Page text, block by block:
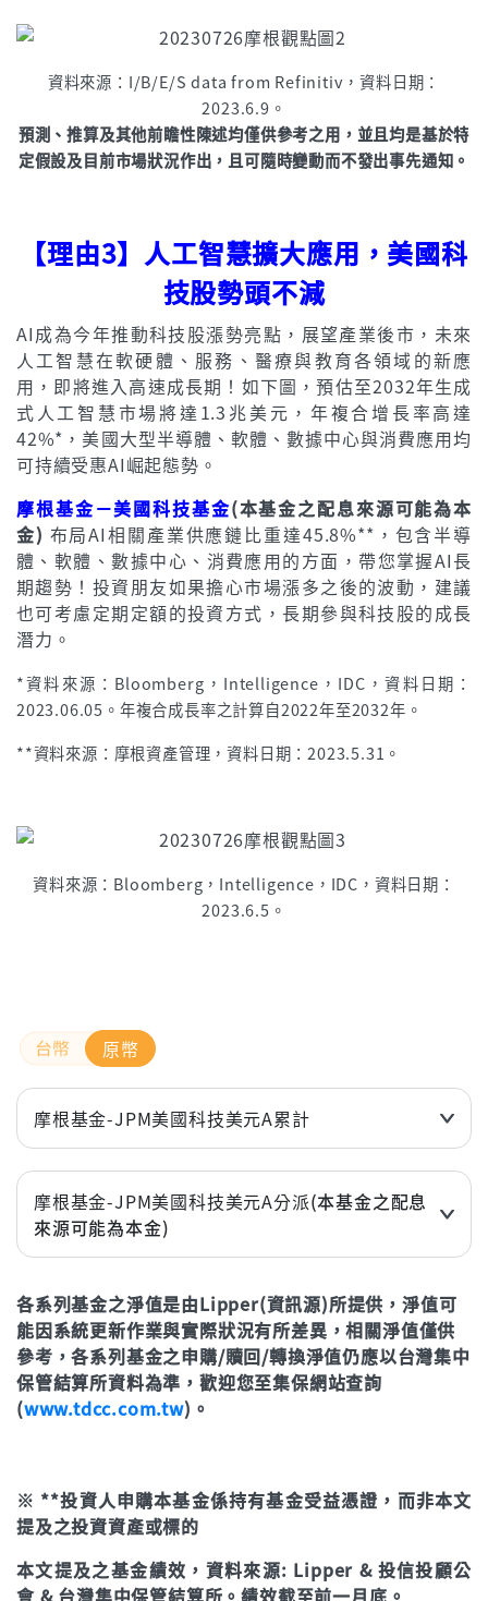
資料來源：I/B/E/S data from Refinitiv，資料日期：
2023.6.9。
預測、推算及其他前瞻性陳述均僅供參考之用，並且均是基於特
定假設及目前市場狀況作出，且可隨時變動而不發出事先通知。
【理由3】人工智慧擴大應用，美國科
技股勢頭不減
AI成為今年推動科技股漲勢亮點，展望產業後市，未來
人工智慧在軟硬體、服務、醫療與教育各領域的新應
用，即將進入高速成長期！如下圖，預估至2032年生成
式人工智慧市場將達1.3兆美元，年複合增長率高達
42%*，美國大型半導體、軟體、數據中心與消費應用均
可持續受惠AI崛起態勢。
摩根基金－美國科技基金(本基金之配息來源可能為本
金) 布局AI相關產業供應鏈比重達45.8%**，包含半導
體、軟體、數據中心、消費應用的方面，帶您掌握AI長
期趨勢！投資朋友如果擔心市場漲多之後的波動，建議
也可考慮定期定額的投資方式，長期參與科技股的成長
潛力。
*資料來源：Bloomberg，Intelligence，IDC，資料日期：
2023.06.05。年複合成長率之計算自2022年至2032年。
**資料來源：摩根資產管理，資料日期：2023.5.31。
資料來源：Bloomberg，Intelligence，IDC，資料日期：
2023.6.5。
原幣
摩根基金-JPM美國科技美元A累計
近6個月
4.82%
近1年(%)
近3年
67.00%
年初至今
3.97%
立即申購
摩根基金-JPM美國科技美元A分派(本基金之配息
來源可能為本金)
近6個月
4.82%
近1年(%)
9.04%
近2年(%)
42.50%
近3年
立即申購
各系列基金之淨值是由Lipper(資訊源)所提供，淨值可
能因系統更新作業與實際狀況有所差異，相關淨值僅供
參考，各系列基金之申購/贖回/轉換淨值仍應以台灣集中
保管結算所資料為準，歡迎您至集保網站查詢
(www.tdcc.com.tw)。
※ **投資人申購本基金係持有基金受益憑證，而非本文
提及之投資資產或標的
本文提及之基金績效，資料來源: Lipper & 投信投顧公
會 & 台灣集中保管結算所。績效截至前一月底。